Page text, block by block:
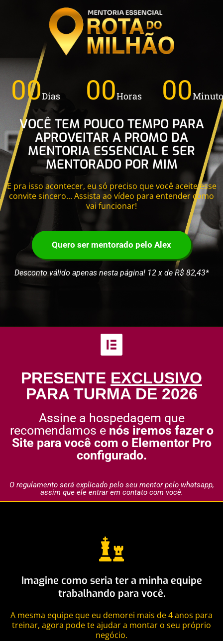
00Dias 00Horas 00
VOCÊ TEM POUCO TEMPO PARA
APROVEITAR A PROMO DA
MENTORIA ESSENCIAL E SER
MENTORADO POR MIM
E pra isso acontecer, eu só preciso que você aceite esse
convite sincero... Assista ao vídeo para entender como
vai funcionar!
Quero ser mentorado pelo Alex
Desconto válido apenas nesta página! 12 x de R$ 82,43*
PRESENTE EXCLUSIVO
PARA TURMA DE 2026
Assine a hospedagem que
recomendamos e nós iremos fazer o
Site para você com o Elementor Pro
configurado.
O regulamento será explicado pelo seu mentor pelo whatsapp,
assim que ele entrar em contato com você.
Imagine como seria ter a minha equipe
trabalhando para você.
A mesma equipe que eu demorei mais de 4 anos para
treinar, agora pode te ajudar a montar o seu próprio
negócio.